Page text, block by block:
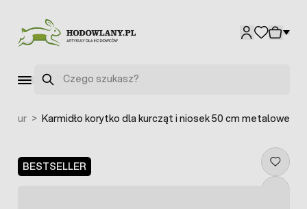
Szukaj
kur > Karmidło korytko dla kurcząt i niosek 50 cm metalowe
BESTSELLER